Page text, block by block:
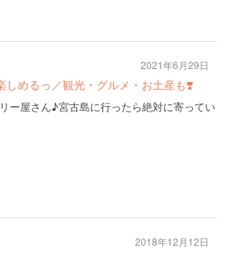
しめるっ／観光・グルメ・お土産も❣️
ー屋さん♪宮古島に行ったら絶対に寄ってい
2021年6月29日
2018年12月12日